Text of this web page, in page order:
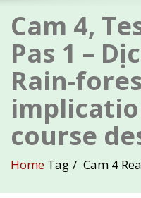
Cam 4,
Pas 1 –
Rain-
course
Home Tag Cam 4